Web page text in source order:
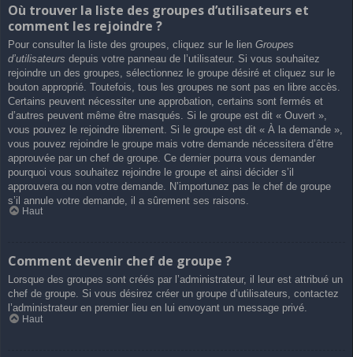
Où trouver la liste des groupes d’utilisateurs et
comment les rejoindre ?
Pour consulter la liste des groupes, cliquez sur le lien Groupes
d’utilisateurs depuis votre panneau de l’utilisateur. Si vous souhaitez
rejoindre un des groupes, sélectionnez le groupe désiré et cliquez sur le
bouton approprié. Toutefois, tous les groupes ne sont pas en libre accès.
Certains peuvent nécessiter une approbation, certains sont fermés et
d’autres peuvent même être masqués. Si le groupe est dit « Ouvert »,
vous pouvez le rejoindre librement. Si le groupe est dit « À la demande »,
vous pouvez rejoindre le groupe mais votre demande nécessitera d’être
approuvée par un chef de groupe. Ce dernier pourra vous demander
pourquoi vous souhaitez rejoindre le groupe et ainsi décider s’il
approuvera ou non votre demande. N’importunez pas le chef de groupe
s’il annule votre demande, il a sûrement ses raisons.
Haut
Comment devenir chef de groupe ?
Lorsque des groupes sont créés par l’administrateur, il leur est attribué un
chef de groupe. Si vous désirez créer un groupe d’utilisateurs, contactez
l’administrateur en premier lieu en lui envoyant un message privé.
Haut